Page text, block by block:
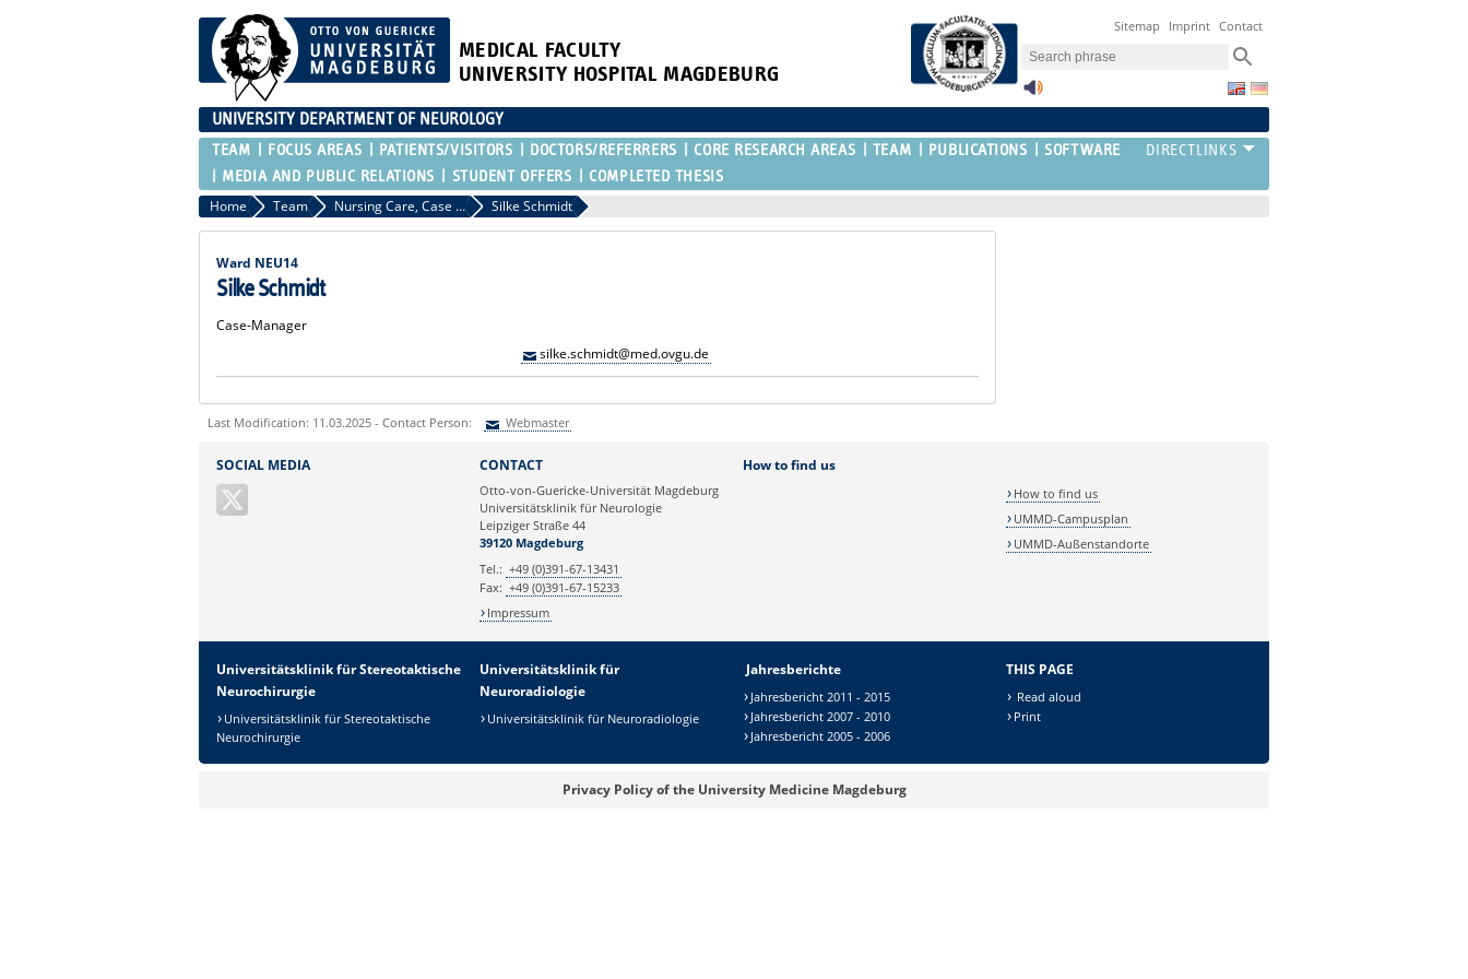
MEDICAL FACULTY
UNIVERSITY HOSPITAL MAGDEBURG
Sitemap Imprint Contact
UNIVERSITY DEPARTMENT OF NEUROLOGY
TEAM FOCUS AREAS PATIENTS/VISITORS DOCTORS/REFERRERS CORE RESEARCH AREAS TEAM PUBLICATIONS
SOFTWARE
MEDIA AND PUBLIC RELATIONS
STUDENT OFFERS COMPLETED THESIS
Home Team Nursing Care, Case Management and MTAs Silke Schmidt
Ward NEU14
Silke Schmidt
Case-Manager
silke.schmidt@med.ovgu.de
Last Modification: 11.03.2025 - Contact Person: Webmaster
Ihre E-Mailadresse:
SOCIAL MEDIA CONTACT
Otto-von-Guericke-Universität Magdeburg
Universitätsklinik für Neurologie
Leipziger Straße 44
39120 Magdeburg
Tel.: +49 (0)391-67-13431
Fax: +49 (0)391-67-15233
Impressum
How to find us
How to find us
UMMD-Campusplan
UMMD-Außenstandorte
Universitätsklinik für Stereotaktische
Neurochirurgie
Universitätsklinik für Stereotaktische
Neurochirurgie
Universitätsklinik für
Neuroradiologie
Universitätsklinik für Neuroradiologie
Jahresberichte
Jahresbericht 2011 - 2015
Jahresbericht 2007 - 2010
Jahresbericht 2005 - 2006
THIS PAGE
Read aloud
Print
Privacy Policy of the University Medicine Magdeburg